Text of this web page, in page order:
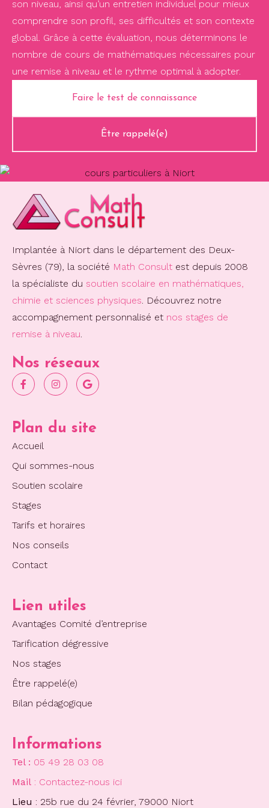
son niveau, ainsi qu’un entretien individuel pour mieux
comprendre son profil, ses difficultés et son contexte
global. Grâce à cette évaluation, nous déterminons le
nombre de cours de mathématiques nécessaires pour
une remise à niveau et le rythme optimal à adopter.
Faire le test de connaissance
Être rappelé(e)
Implantée à Niort dans le département des Deux-
Sèvres (79), la société Math Consult est depuis 2008
la spécialiste du soutien scolaire en mathématiques,
chimie et sciences physiques . Découvrez notre
accompagnement personnalisé et nos stages de
remise à niveau
Nos réseaux
Plan du site
Accueil
Qui sommes-nous
Soutien scolaire
Stages
Tarifs et horaires
Nos conseils
Contact
Lien utiles
Avantages Comité d’entreprise
Tarification dégressive
Nos stages
Être rappelé(e)
Bilan pédagogique
Informations
Tel : 05 49 28 03 08
Mail : Contactez-nous ici
Lieu : 25b rue du 24 février, 79000 Niort